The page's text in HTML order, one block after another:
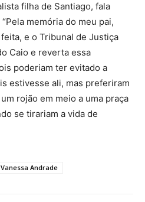
filha de Santiago, fala
memória do meu pai,
e o Tribunal de Justiça
Caio e reverta essa
poderiam ter evitado a
estivesse ali, mas preferiram
rojão em meio a uma praça
se tirariam a vida de
Vanessa Andrade